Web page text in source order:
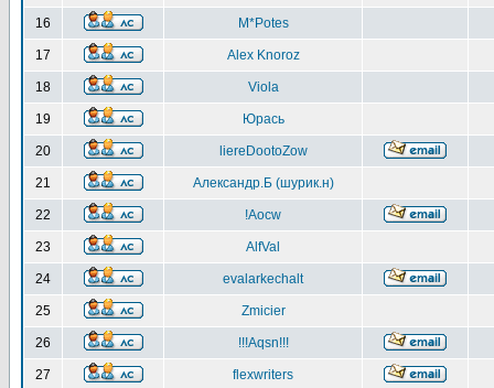
16 M*Potes
17 Alex Knoroz
18 Viola
19 Юрась
20 liereDootoZow
21 Александр.Б (шурик.н)
22 !Aocw
23 AlfVal
24 evalarkechalt
25 Zmicier
26 !!!Aqsn!!!
27 flexwriters